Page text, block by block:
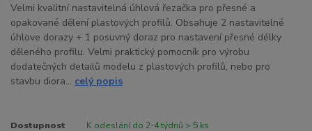
Velmi kvalitní nastavitelná úhlová řezačka pro přesné a
opakované dělení plastových profilů. Obsahuje 2 nastavitelné
úhlove dorazy + 1 posuvný doraz pro nastavení přesné délky
děleného profilu. Velmi praktický pomocník pro výrobu
dodatečných detailů modelu z plastových profilů, nebo pro
stavbu diora... celý popis
Dostupnost K odeslání do 2-4 týdnů > 5 ks